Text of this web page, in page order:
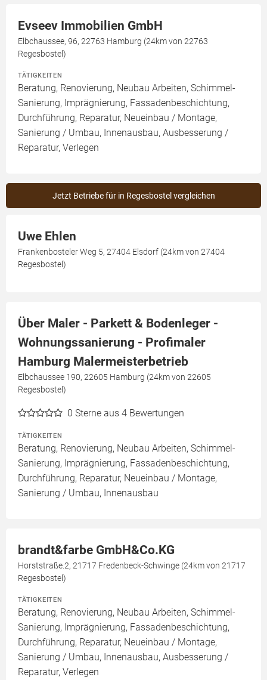
Evseev Immobilien GmbH
Elbchaussee, 96, 22763 Hamburg (24km von 22763
Regesbostel)
TÄTIGKEITEN
Beratung, Renovierung, Neubau Arbeiten, Schimmel-
Sanierung, Imprägnierung, Fassadenbeschichtung,
Durchführung, Reparatur, Neueinbau / Montage,
Sanierung / Umbau, Innenausbau, Ausbesserung /
Reparatur, Verlegen
Jetzt Betriebe für in Regesbostel vergleichen
Uwe Ehlen
Frankenbosteler Weg 5, 27404 Elsdorf (24km von 27404
Regesbostel)
Über Maler - Parkett & Bodenleger -
Wohnungssanierung - Profimaler
Hamburg Malermeisterbetrieb
Elbchaussee 190, 22605 Hamburg (24km von 22605
Regesbostel)
0 Sterne aus 4 Bewertungen
TÄTIGKEITEN
Beratung, Renovierung, Neubau Arbeiten, Schimmel-
Sanierung, Imprägnierung, Fassadenbeschichtung,
Durchführung, Reparatur, Neueinbau / Montage,
Sanierung / Umbau, Innenausbau
brandt&farbe GmbH&Co.KG
Horststraße.2, 21717 Fredenbeck-Schwinge (24km von 21717
Regesbostel)
TÄTIGKEITEN
Beratung, Renovierung, Neubau Arbeiten, Schimmel-
Sanierung, Imprägnierung, Fassadenbeschichtung,
Durchführung, Reparatur, Neueinbau / Montage,
Sanierung / Umbau, Innenausbau, Ausbesserung /
Reparatur, Verlegen